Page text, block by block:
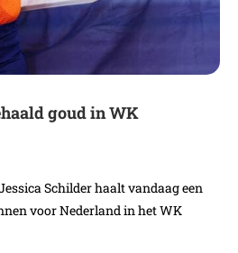
goud in WK
Schilder haalt vandaag een
voor Nederland in het WK